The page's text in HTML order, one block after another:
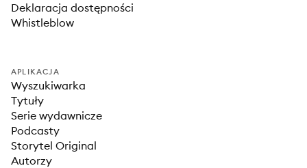
Deklaracja dostępności
Whistleblow
APLIKACJA
Wyszukiwarka
Tytuły
Serie wydawnicze
Podcasty
Storytel Original
Autorzy